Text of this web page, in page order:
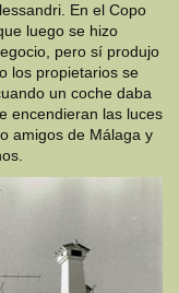
En el Copo
luego se hizo
pero sí produjo
los propietarios se
un coche daba
encendieran las luces
amigos de Málaga y